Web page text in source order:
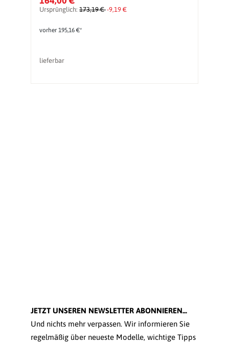
Ursprünglich: 173,19 €-9,19 €
vorher 195,16 €*
lieferbar
JETZT UNSEREN NEWSLETTER ABONNIEREN...
Und nichts mehr verpassen. Wir informieren Sie
regelmäßig über neueste Modelle, wichtige Tipps